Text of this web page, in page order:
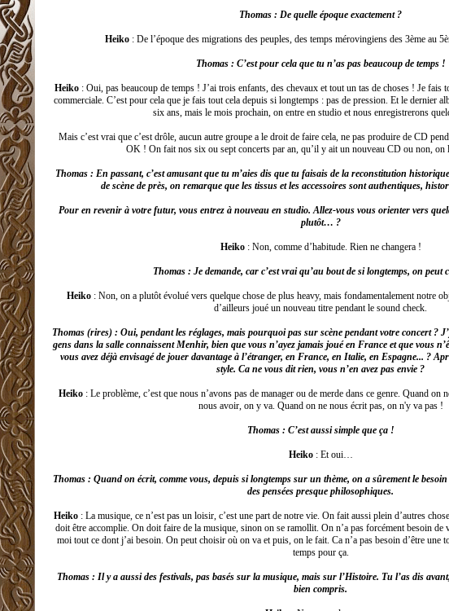
Thomas : De quelle époque exactement ?
Heiko: De l’époque des migrations des peuples, des temps mérovingiens des 3ème au
Thomas : C’est pour cela que tu n’as pas beaucoup de temps !
Heiko: Oui, pas beaucoup de temps ! J’ai trois enfants, des chevaux et tout un tas de choses ! Je fais
commerciale. C’est pour cela que je fais tout cela depuis si longtemps : pas de pression. Et le dernier
six ans, mais le mois prochain, on entre en studio et nous enregistrerons
Mais c’est vrai que c’est drôle, aucun autre groupe a le droit de faire cela, ne pas produire de CD
OK ! On fait nos six ou sept concerts par an, qu’il y ait un nouveau CD ou non, on
Thomas : En passant, c’est amusant que tu m’aies dis que tu faisais de la reconstitution
de scène de près, on remarque que les tissus et les accessoires sont authentiques,
Pour en revenir à votre futur, vous entrez à nouveau en studio. Allez-vous vous orienter vers
plutôt… ?
Heiko : Non, comme d’habitude. Rien ne changera !
Thomas : Je demande, car c’est vrai qu’au bout de si longtemps, on
Heiko: Non, on a plutôt évolué vers quelque chose de plus heavy, mais fondamentalement notre
d’ailleurs joué un nouveau titre pendant le sound check.
Thomas (rires) : Oui, pendant les réglages, mais pourquoi pas sur scène pendant votre concert ?
gens dans la salle connaissent Menhir, bien que vous n’ayez jamais joué en France et que vous
vous avez déjà envisagé de jouer davantage à l’étranger, en France, en Italie, en Espagne... ?
style. Ca ne vous dit rien, vous n’en avez pas envie ?
Heiko : Le problème, c’est que nous n’avons pas de manager ou de merde dans ce genre. Quand on
nous avoir, on y va. Quand on ne nous écrit pas, on n'y va pas !
Thomas : C’est aussi simple que ça !
Heiko: Et oui…
Thomas : Quand on écrit, comme vous, depuis si longtemps sur un thème, on a sûrement le besoin
des pensées presque philosophiques.
Heiko: La musique, ce n’est pas un loisir, c’est une part de notre vie. On fait aussi plein d’autres
doit être accomplie. On doit faire de la musique, sinon on se ramollit. On n’a pas forcément besoin de
moi tout ce dont j’ai besoin. On peut choisir où on va et puis, on le fait. Ca n’a pas besoin d’être une
temps pour ça.
Thomas : Il y a aussi des festivals, pas basés sur la musique, mais sur l’Histoire. Tu l’as dis
bien compris.